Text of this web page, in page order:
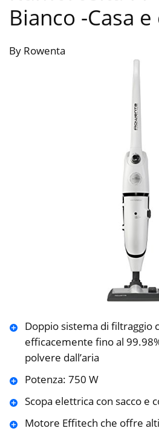
Bianco -Casa
By Rowenta
Doppio sistema di filtraggio
efficacemente fino al
polvere dall’aria
Potenza: 750 W
Scopa elettrica con sacco e
Motore Effitech che offre